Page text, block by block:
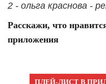
2 - ольга краснова -
Расскажи, что
приложения
ПЛЕЙ-ЛИСТ В